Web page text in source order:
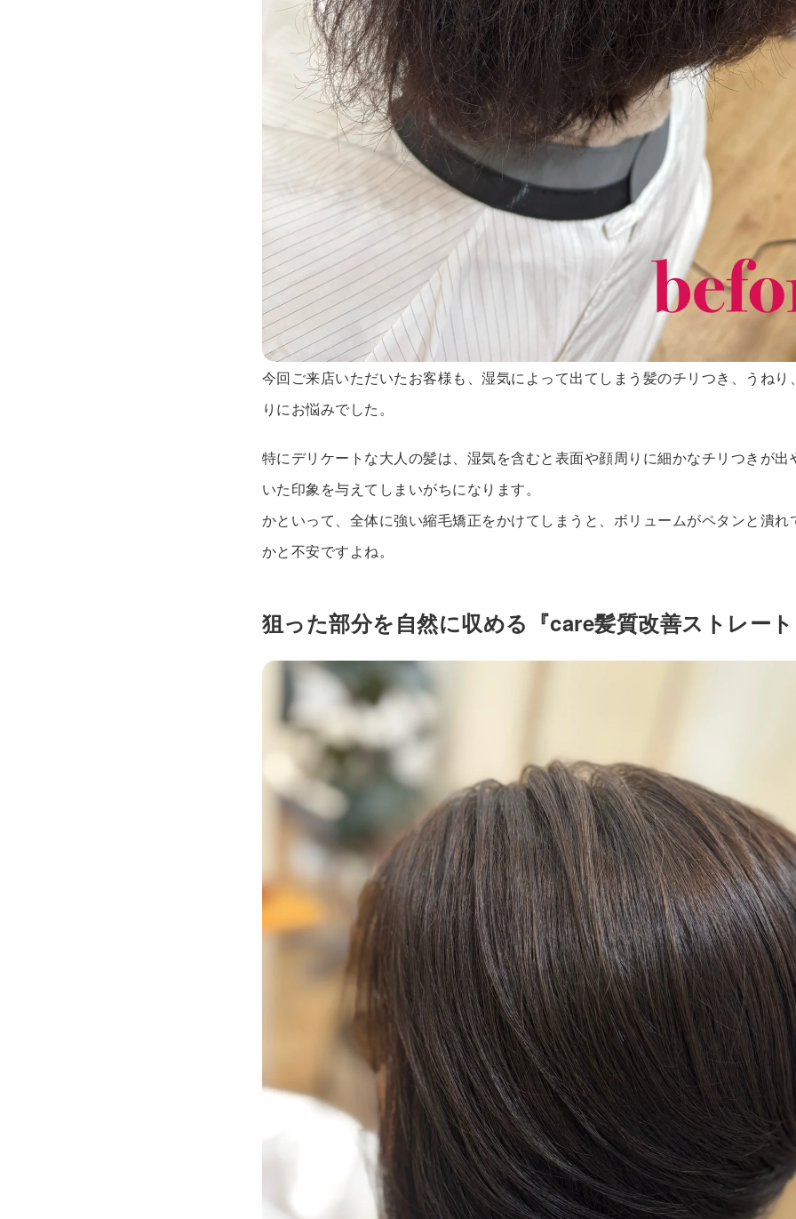
今回ご来店いただいたお客様も、湿気によって出てしまう髪のチリつき、うね
りにお悩みでした。
特にデリケートな大人の髪は、湿気を含むと表面や顔周りに細かなチリつきが
いた印象を与えてしまいがちになります。
かといって、全体に強い縮毛矯正をかけてしまうと、ボリュームがペタンと潰
かと不安ですよね。
狙った部分を自然に収める『care髪質改善ストレー